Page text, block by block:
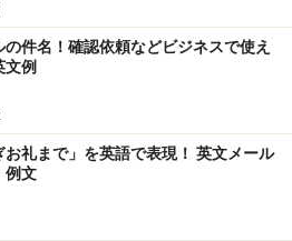
アル化しておく！
話対応に役立つ方策としては、
アル化しておくことが大切で
ままお待ちください」"Hold on,
through you to a person who
の件名！確認依頼などビジネスで使え
文例
お礼まで」を英語で表現！ 英文メール
例文